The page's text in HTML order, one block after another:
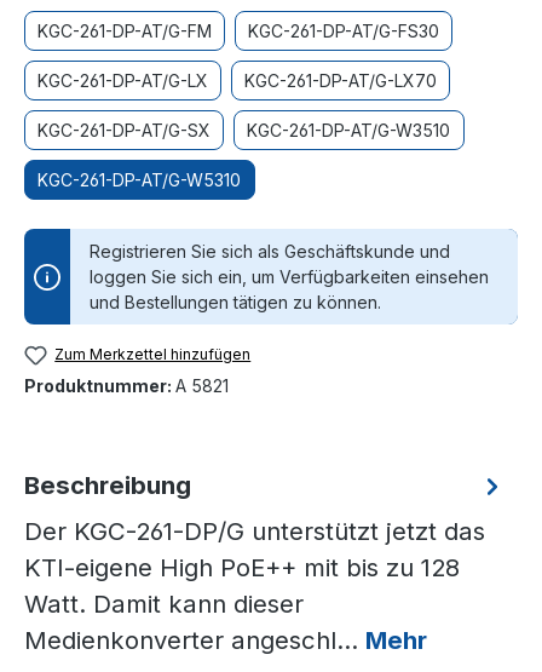
KGC-261-DP-AT/G-FM KGC-261-DP-AT/G-FS30
KGC-261-DP-AT/G-LX KGC-261-DP-AT/G-LX70
KGC-261-DP-AT/G-SX KGC-261-DP-AT/G-W3510
KGC-261-DP-AT/G-W5310
Registrieren Sie sich als Geschäftskunde und
loggen Sie sich ein, um Verfügbarkeiten einsehen
und Bestellungen tätigen zu können.
Zum Merkzettel hinzufügen
Produktnummer: A 5821
Beschreibung
Der KGC-261-DP/G unterstützt jetzt das
KTI-eigene High PoE++ mit bis zu 128
Watt. Damit kann dieser
Medienkonverter angeschl… Mehr